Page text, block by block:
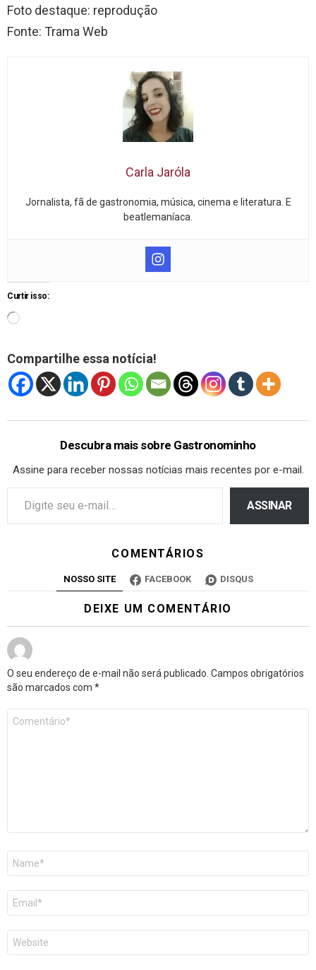
Foto destaque: reprodução
Fonte: Trama Web
Carla Jaróla
Jornalista, fã de gastronomia, música, cinema e literatura. E
beatlemaníaca.
Curtir isso:
Compartilhe essa notícia!
Descubra mais sobre Gastronominho
Assine para receber nossas notícias mais recentes por e-mail.
ASSINAR
COMENTÁRIOS
NOSSO SITE FACEBOOK DISQUS
DEIXE UM COMENTÁRIO
O seu endereço de e-mail não será publicado. Campos obrigatórios
são marcados com *
mail